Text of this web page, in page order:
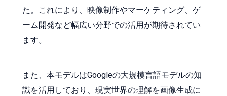
た。これにより、映像制作やマーケティング、ゲ
ーム開発など幅広い分野での活用が期待されてい
ます。
また、本モデルはGoogleの大規模言語モデルの知
識を活用しており、現実世界の理解を画像生成に